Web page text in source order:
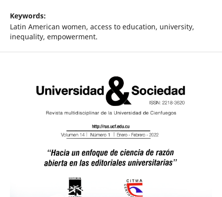
Keywords:
Latin American women, access to education, university,
inequality, empowerment.